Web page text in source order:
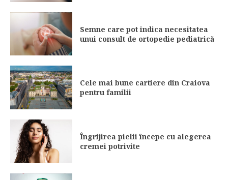
Semne care pot indica necesitatea
unui consult de ortopedie pediatrică
Cele mai bune cartiere din Craiova
pentru familii
Îngrijirea pielii începe cu alegerea
cremei potrivite